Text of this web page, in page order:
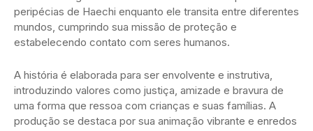
peripécias de Haechi enquanto ele transita entre diferentes
mundos, cumprindo sua missão de proteção e
estabelecendo contato com seres humanos.
A história é elaborada para ser envolvente e instrutiva,
introduzindo valores como justiça, amizade e bravura de
uma forma que ressoa com crianças e suas famílias. A
produção se destaca por sua animação vibrante e enredos